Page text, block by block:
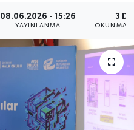
08.06.2026 - 15:26
YAYINLANMA
3 DK
OKUNMA